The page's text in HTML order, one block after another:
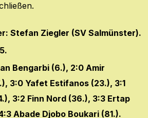
Stefan Ziegler (SV Salmünster).
Bengarbi (6.), 2:0 Amir
3:0 Yafet Estifanos (23.), 3:1
3:2 Finn Nord (36.), 3:3 Ertap
Abade Djobo Boukari (81.).